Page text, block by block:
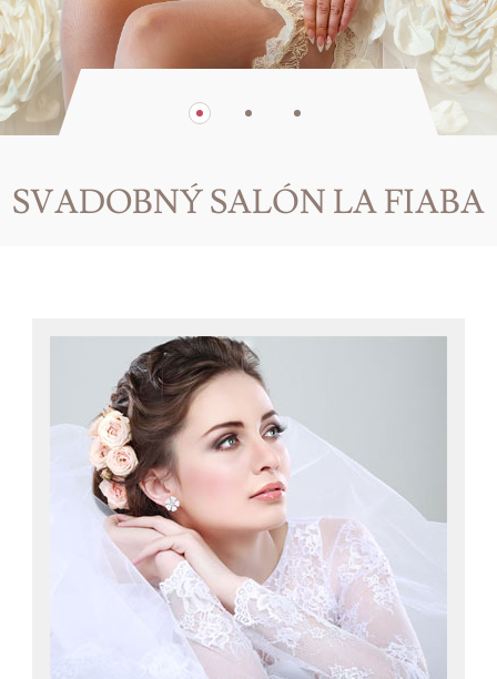
SVADOBNÝ SALÓN LA FIABA